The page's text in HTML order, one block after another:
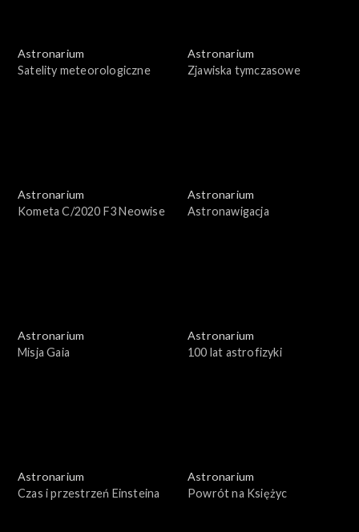
Astronarium
Satelity meteorologiczne
Astronarium
Zjawiska tymczasowe
Astronarium
Kometa C/2020 F3 Neowise
Astronarium
Astronawigacja
Astronarium
Misja Gaia
Astronarium
100 lat astrofizyki
Astronarium
Czas i przestrzeń Einsteina
Astronarium
Powrót na Księżyc